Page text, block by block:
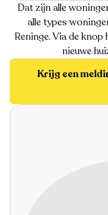
Dat zijn alle
alle types
Reninge. Via de
nieuwe
Krijg een